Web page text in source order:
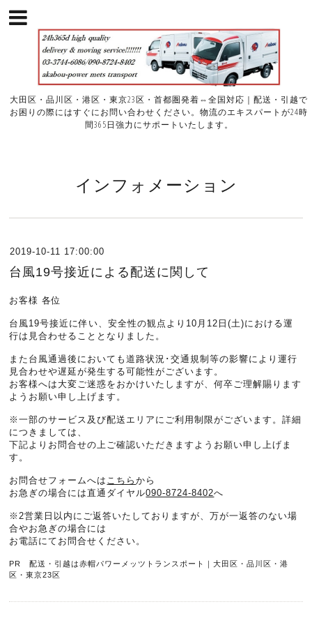
大田区・品川区・港区・東京23区・首都圏発着⇔全国対応｜配送・引越で
お困りの際にはすぐにお問い合わせください。物流のエキスパートが24時
間365日強力にサポートいたします。
インフォメーション
2019-10-11 17:00:00
台風19号接近による配送に関して
お客様 各位
台風19号接近に伴い、安全性の観点より10月12日(土)における運
行は見合わせることとなりました。
また台風通過後においても道路状況･交通規制等の影響により運行
見合わせや遅延が発生する可能性がございます。
お客様へは大変ご迷惑をおかけいたしますが、何卒ご理解賜ります
ようお願い申し上げます。
※一部のサービス及び配送エリアにご利用制限がございます。詳細
につきましては、
下記よりお問合せの上ご確認いただきますようお願い申し上げま
す。
お問合せフォームへは こちらから
お急ぎの場合には直通ダイヤル090-8724-8402へ
※2営業日以内にご返答いたしておりますが、万が一返答のない場
合やお急ぎの場合には
お電話にてお問合せください。
PR 配送・引越は赤帽パワーメッツトランスポート｜大田区・品川区・港
区・東京23区